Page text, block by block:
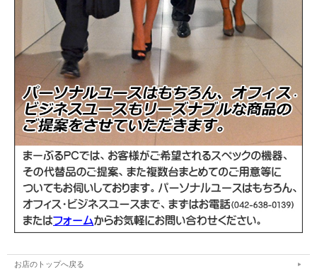
インタフェース
USB3.2 Type-C(PD/外部ディスプレイ出力対
応)、USB3.2、RJ45、HDMI
バッテリー 充電可能です
商品の状態 中古品（動作確認済み）
Officeソフト
WPS Office インストール済み(Microsoft
Officeと高い互換性)
付属品
電源ケーブル/ACアダプター、Officeライセ
ンスカード
備考 画面に傷があります。
お店のトップへ戻る